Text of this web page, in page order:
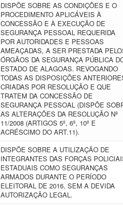
DISPÕE SOBRE AS CONDIÇÕES E O
PROCEDIMENTO APLICÁVEIS À
CONCESSÃO E À EXECUÇÃO DE
SEGURANÇA PESSOAL REQUERIDA
POR AUTORIDADES E PESSOAS
AMEAÇADAS, A SER PRESTADA
ÓRGÃOS DA SEGURANÇA PÚBLICA
ESTADO DE ALAGOAS. REVOGANDO
TODAS AS DISPOSIÇÕES
CRIADAS POR RESOLUÇÃO E QUE
TRATEM DA CONCESSÃO DE
SEGURANÇA PESSOAL (DISPÕE
AS ALTERAÇÕES DA RESOLUÇÃO Nº
11/2008 (ARTIGOS 5º, 6º, 10º E
ACRÉSCIMO DO ART.11).
DISPÕE SOBRE A UTILIZAÇÃO DE
INTEGRANTES DAS FORÇAS
ESTADUAIS COMO SEGURANÇAS
ARMADOS DURANTE O PERÍODO
ELEITORAL DE 2016, SEM A DEVIDA
AUTORIZAÇÃO LEGAL.